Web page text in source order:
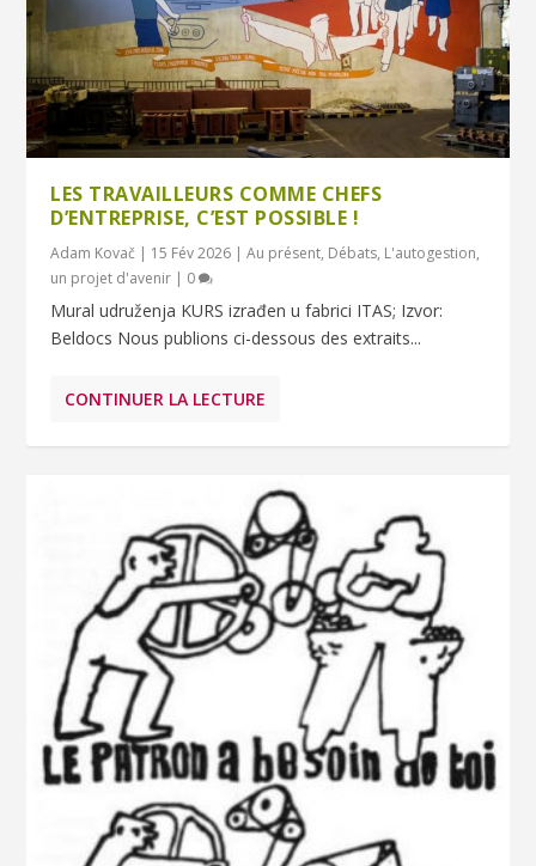
LES TRAVAILLEURS COMME CHEFS
D’ENTREPRISE, C’EST POSSIBLE !
Adam Kovač | 15 Fév 2026 |Au présent, Débats, L'autogestion,
un projet d'avenir | 0
Mural udruženja KURS izrađen u fabrici ITAS; Izvor:
Beldocs Nous publions ci-dessous des extraits...
CONTINUER LA LECTURE